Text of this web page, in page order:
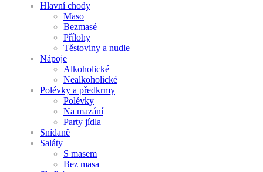
Hlavní chody
Maso
Bezmasé
Přílohy
Těstoviny a nudle
Nápoje
Alkoholické
Nealkoholické
Polévky a předkrmy
Polévky
Na mazání
Party jídla
Snídaně
Saláty
S masem
Bez masa